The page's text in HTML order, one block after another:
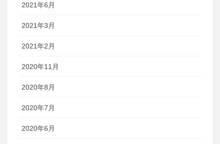
2021年6月
2021年3月
2021年2月
2020年11月
2020年8月
2020年7月
2020年6月